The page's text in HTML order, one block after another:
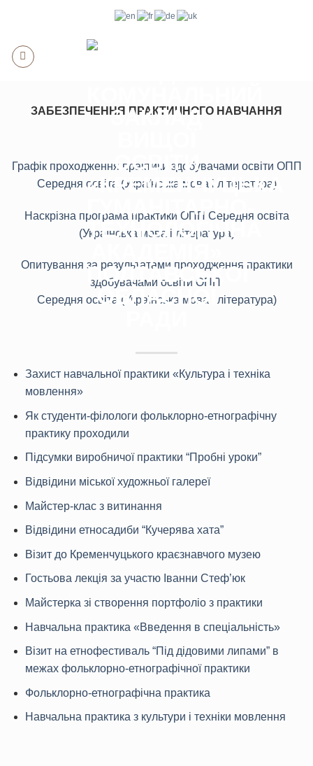
content
ЗАБЕЗПЕЧЕННЯ ПРАКТИЧНОГО НАВЧАННЯ
Графік проходження практики здобувачами освіти ОПП
Середня освіта (Українська мова і література)
Наскрізна програма практики ОПП Середня освіта
(Українська мова і література)
Опитування за результатами проходження практики
здобувачами освіти ОПП
Середня освіта (Українська мова і література)
Захист навчальної практики «Культура і техніка
мовлення»
Як студенти-філологи фольклорно-етнографічну
практику проходили
Підсумки виробничої практики “Пробні уроки”
Відвідини міської художньої галереї
Майстер-клас з витинання
Відвідини етносадиби “Кучерява хата”
Візит до Кременчуцького краєзнавчого музею
Гостьова лекція за участю Іванни Стеф’юк
Майстерка зі створення портфоліо з практики
Навчальна практика «Введення в спеціальність»
Візит на етнофестиваль “Під дідовими липами” в
межах фольклорно-етнографічної практики
Фольклорно-етнографічна практика
Навчальна практика з культури і техніки мовлення